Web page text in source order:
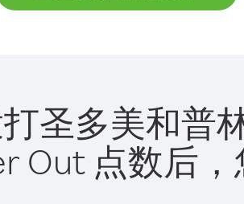
圣多美和普
Out 点数后，